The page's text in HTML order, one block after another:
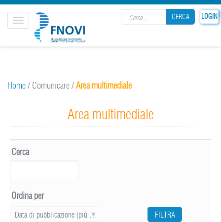
LOGIN
CERCA
Toggle
navigation
Home/ Comunicare/Area multimediale
Area multimediale
Cerca
Ordina per
Data di pubblicazione (più recente) FILTRA